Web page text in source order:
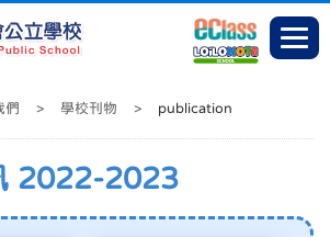
們 > 學校刊物 > publication
2022-2023